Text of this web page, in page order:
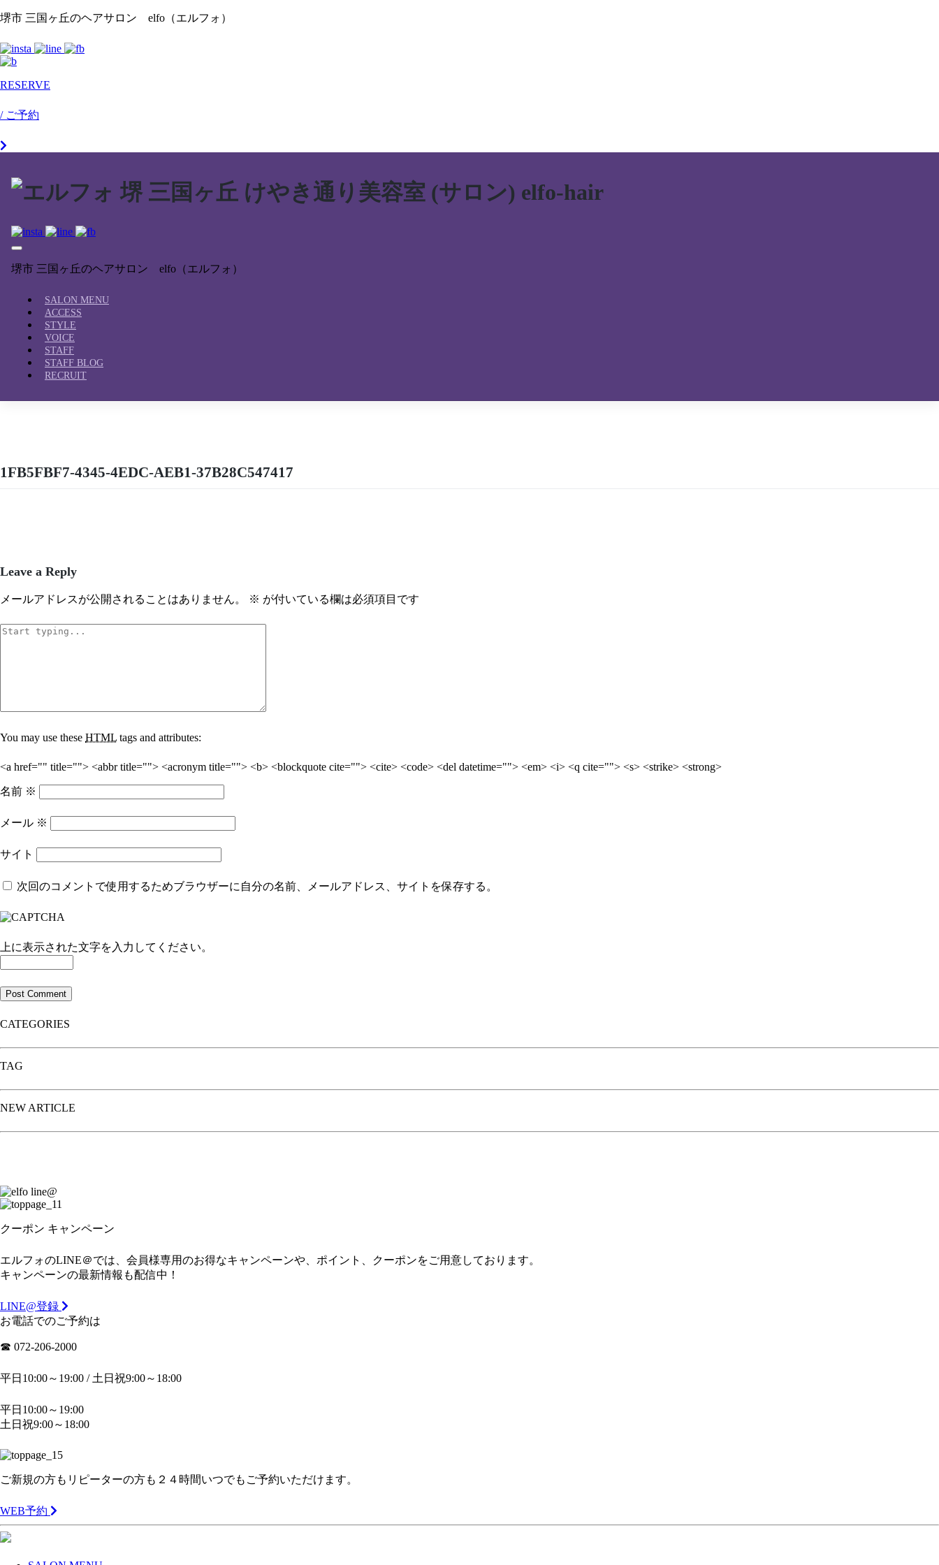
Skip
content
堺市 三国ヶ丘のヘアサロン elfo（エルフォ）
RESERVE
/ ご予約
堺市 三国ヶ丘のヘアサロン elfo（エルフォ）
SALON MENU
ACCESS
STYLE
VOICE
STAFF
STAFF BLOG
RECRUIT
1FB5FBF7-4345-4EDC-AEB1-37B28C547417
Leave a Reply
メールアドレスが公開されることはありません。 ※ が付いている欄は必須項目です
You may use these HTML tags and attributes:
<a href="" title=""> <abbr title=""> <acronym title=""> <b> <blockquote cite=""> <cite> <code> <del datetime=""> <em> <i> <q cite=""> <s> <strike> <strong>
名前 ※
メール ※
サイト
次回のコメントで使用するためブラウザーに自分の名前、メールアドレス、サイトを保存する。
上に表示された文字を入力してください。
CATEGORIES
TAG
NEW ARTICLE
クーポン キャンペーン
エルフォのLINE＠では、会員様専用のお得なキャンペーンや、ポイント、クーポンをご用意しております。
キャンペーンの最新情報も配信中！
LINE@登録
お電話でのご予約は
☎︎ 072-206-2000
平日10:00～19:00 / 土日祝9:00～18:00
平日10:00～19:00
土日祝9:00～18:00
ご新規の方もリピーターの方も２４時間いつでもご予約いただけます。
WEB予約